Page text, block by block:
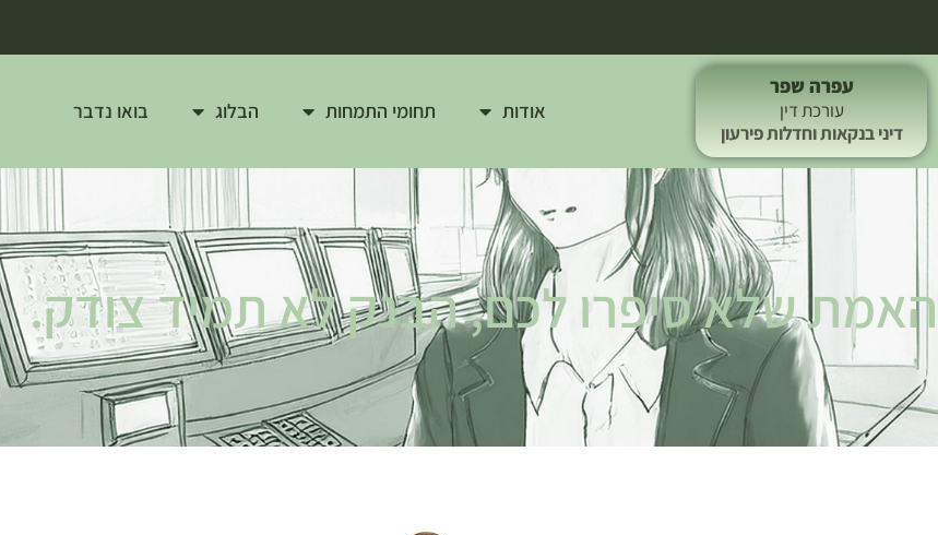
עפרה שפר
עורכת דין
דיני בנקאות וחדלות פירעון
אודות תחומי התמחות הבלוג בואו נדבר
האמת שלא סיפרו לכם, הבנק לא תמיד צודק.